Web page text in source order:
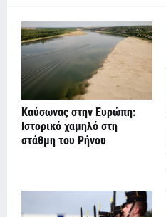
Καύσωνας στην Ευρώπη:
Ιστορικό χαμηλό στη
στάθμη του Ρήνου